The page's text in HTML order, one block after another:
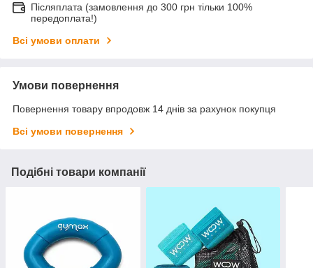
Післяплата (замовлення до 300 грн тільки 100%
передоплата!)
Всі умови оплати
Умови повернення
Повернення товару впродовж 14 днів за рахунок покупця
Всі умови повернення
Подібні товари компанії